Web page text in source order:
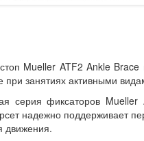
Mueller ATF2 Ankle
при занятиях активными
серия фиксаторов
надежно поддерживает
движения.